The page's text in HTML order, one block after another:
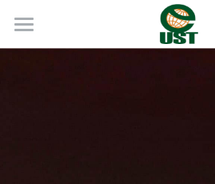
Home
商品分類